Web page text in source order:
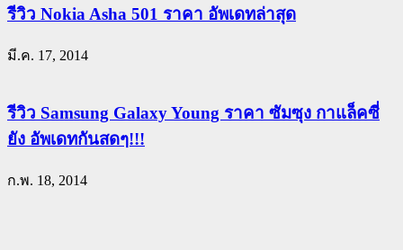
รีวิว Nokia Asha 501 ราคา อัพเดทล่าสุด
มี.ค. 17, 2014
รีวิว Samsung Galaxy Young ราคา ซัมซุง กาแล็คซี่
ยัง อัพเดทกันสดๆ!!!
ก.พ. 18, 2014